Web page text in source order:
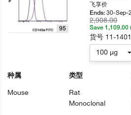
95
种属
Mouse
类型
Rat
Monoclonal
飞享价
Ends:30-Sep-
2,908.00
Save 1,109.00
货号 11-
100 µg